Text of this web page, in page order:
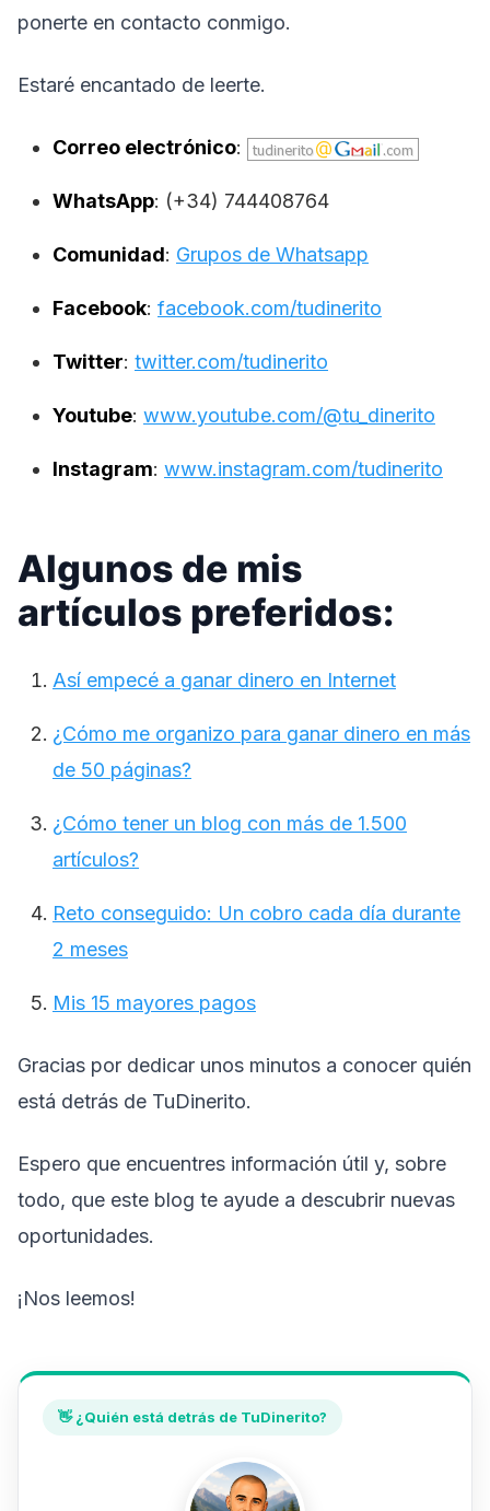
ponerte en contacto conmigo.
Estaré encantado de leerte.
Correo electrónico:
WhatsApp: (+34) 744408764
Comunidad: Grupos de Whatsapp
Facebook: facebook.com/tudinerito
Twitter: twitter.com/tudinerito
Youtube: www.youtube.com/@tu_dinerito
Instagram: www.instagram.com/tudinerito
Algunos de mis
artículos preferidos:
Así empecé a ganar dinero en Internet
¿Cómo me organizo para ganar dinero en más
de 50 páginas?
¿Cómo tener un blog con más de 1.500
artículos?
Reto conseguido: Un cobro cada día durante
2 meses
Mis 15 mayores pagos
Gracias por dedicar unos minutos a conocer quién
está detrás de TuDinerito.
Espero que encuentres información útil y, sobre
todo, que este blog te ayude a descubrir nuevas
oportunidades.
¡Nos leemos!
👋 ¿Quién está detrás de TuDinerito?